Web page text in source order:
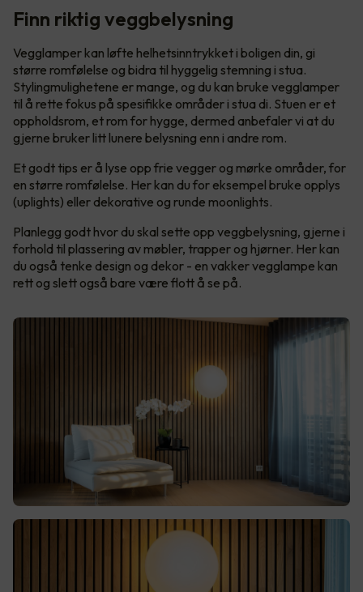
Finn riktig veggbelysning
Vegglamper kan løfte helhetsinntrykket i boligen din, gi
større romfølelse og bidra til hyggelig stemning i stua.
Stylingmulighetene er mange, og du kan bruke vegglamper
til å rette fokus på spesifikke områder i stua di. Stuen er et
oppholdsrom, et rom for hygge, dermed anbefaler vi at du
gjerne bruker litt lunere belysning enn i andre rom.
Et godt tips er å lyse opp frie vegger og mørke områder, for
en større romfølelse. Her kan du for eksempel bruke opplys
(uplights) eller dekorative og runde moonlights.
Planlegg godt hvor du skal sette opp veggbelysning, gjerne i
forhold til plassering av møbler, trapper og hjørner. Her kan
du også tenke design og dekor - en vakker vegglampe kan
rett og slett også bare være flott å se på.